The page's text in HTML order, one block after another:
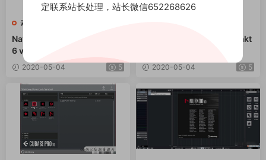
素材
Native Instruments Kontakt
6 v6.4.2
2020-05-04 5
Native Instruments Kontakt
2020-05-04 5
定联系站长处理，站长微信652268626